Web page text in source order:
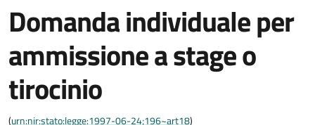
Domanda individuale per
ammissione a stage o
tirocinio
(urn:nir:stato:legge:1997-06-24;196~art18)